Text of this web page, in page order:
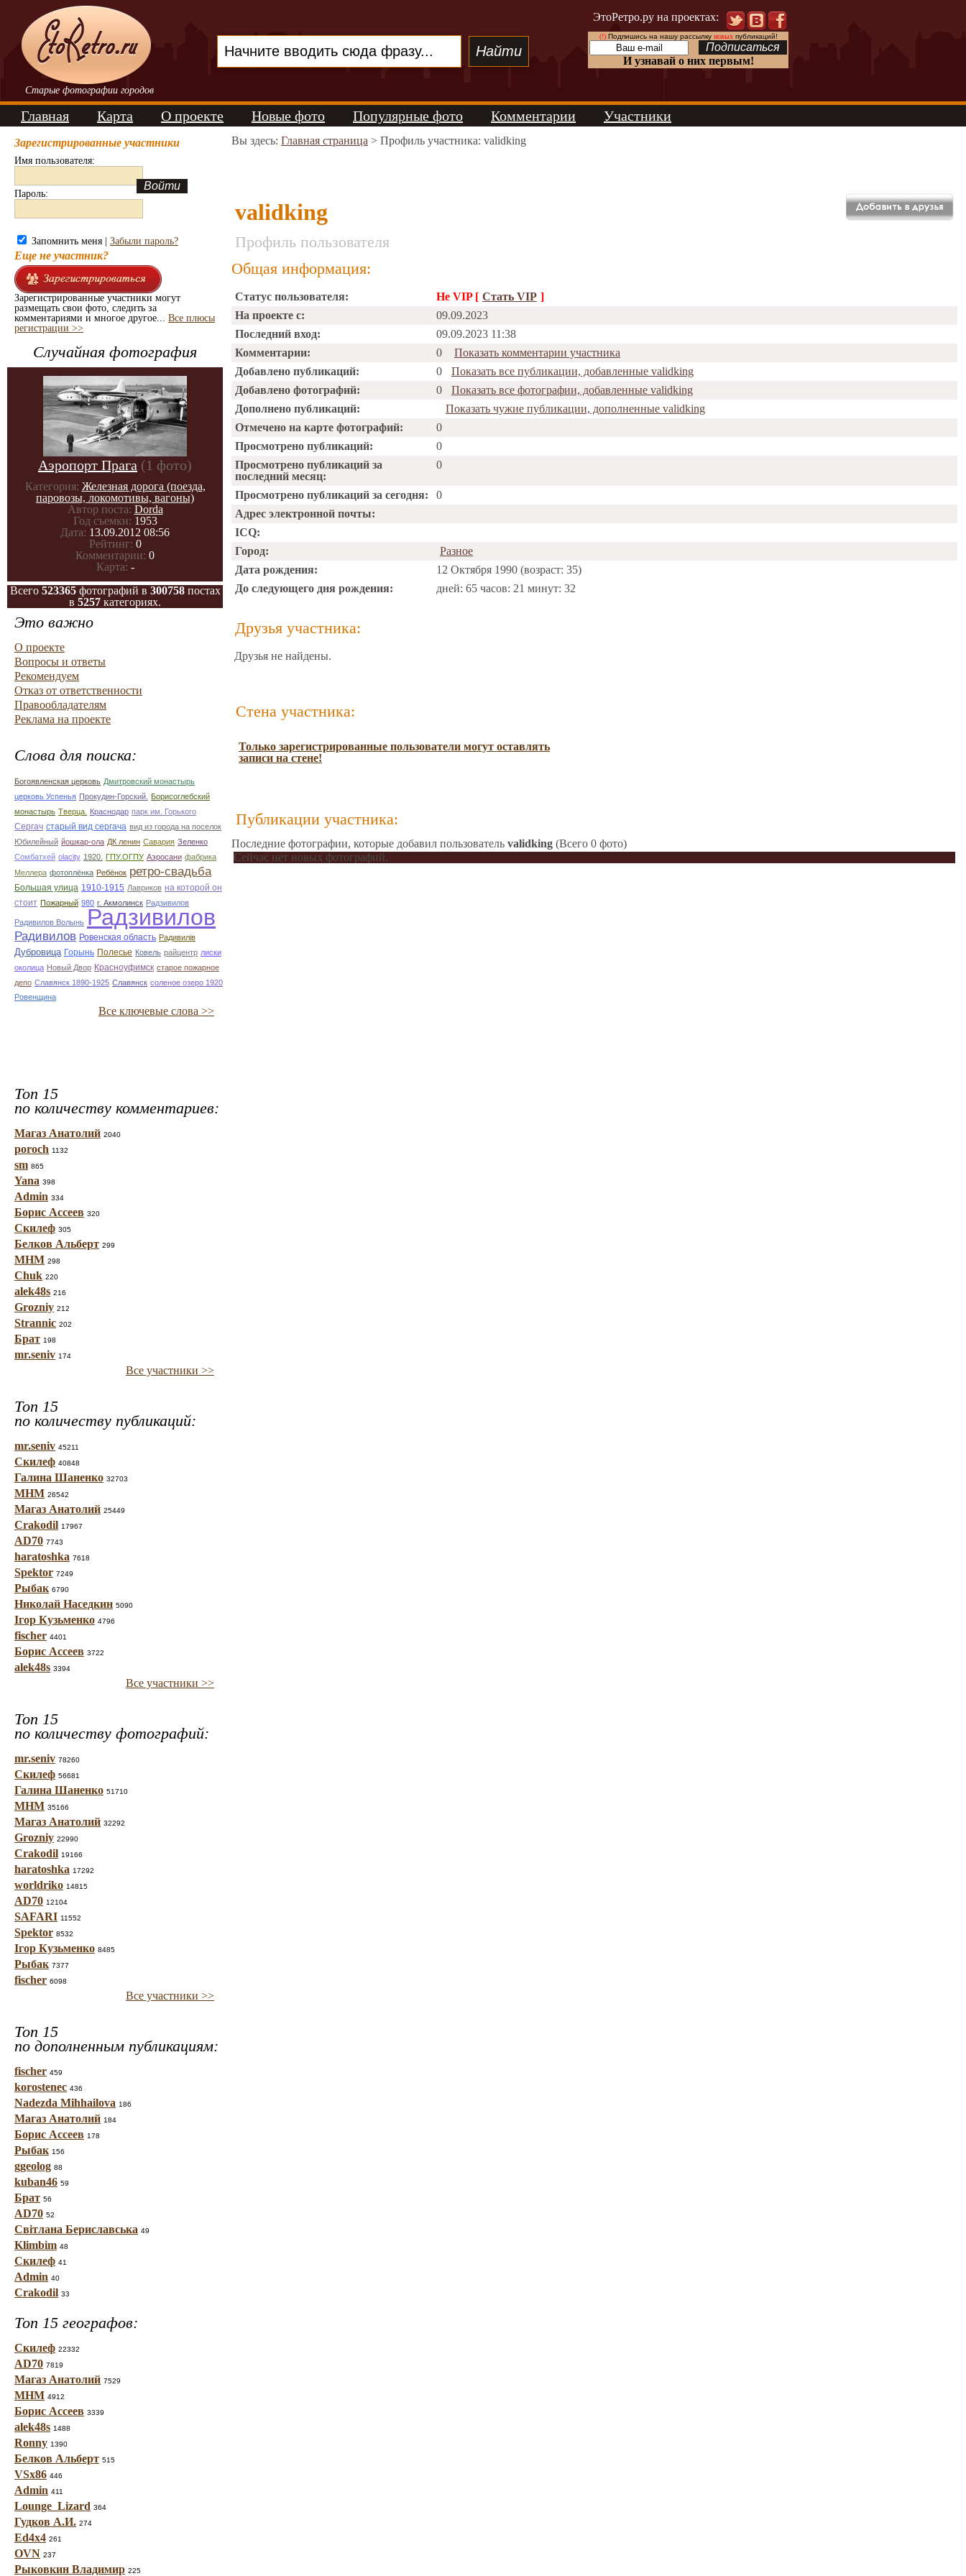
Старые фотографии городов
ЭтоРетро.ру на проектах:
(!)Подпишись на нашу рассылку новыхпубликаций!
И узнавай о них первым!
Главная Карта О проекте Новые фото Популярные фото Комментарии Участники
Зарегистрированные участники
Имя пользователя:
Пароль:
Запомнить меня | Забыли пароль?
Еще не участник?
Зарегистрированные участники могут
размещать свои фото, следить за
комментариями и многое другое... Все плюсы
регистрации >>
Случайная фотография
Аэропорт Прага (1 фото)
Категория: Железная дорога (поезда,
паровозы, локомотивы, вагоны)
Автор поста: Dorda
Год съемки: 1953
Дата: 13.09.2012 08:56
Рейтинг: 0
Комментарии: 0
Карта: -
Всего 523365фотографий в 300758постах
в 5257 категориях.
Это важно
О проекте
Вопросы и ответы
Рекомендуем
Отказ от ответственности
Правообладателям
Реклама на проекте
Слова для поиска:
Богоявленская церковь Дмитровский монастырь
церковь Успенья Прокудин-Горский.
Борисоглебский
монастырь Тверца. Краснодар парк им. Горького
Сергач старый вид сергача вид из города на поселок
Юбилейный йошкар-ола ДК ленин Савария Зеленко
Сомбатхей olacity 1920. ГПУ.ОГПУ Аэросани фабрика
Меллера фотоплёнка Ребёнок ретро-свадьба
Большая улица 1910-1915 Лавриков на которой он
стоит Пожарный 980 г. Акмолинск Радзивилов
Радивилов Волынь Радзивилов
Радивилов Ровенская область Радивилiв
Дубровица Горынь Полесье Ковель райцентр лиски
околица Новый Двор Красноуфимск старое пожарное
депо Славянск 1890-1925 Славянск соленое озеро 1920
Ровенщина
Все ключевые слова >>
Топ 15
по количеству комментариев:
Магаз Анатолий 2040
poroch 1132
sm 865
Yana 398
Admin 334
Борис Ассеев 320
Скилеф 305
Белков Альберт 299
МНМ 298
Chuk 220
alek48s 216
Grozniy 212
Strannic 202
Брат 198
mr.seniv 174
Все участники >>
Топ 15
по количеству публикаций:
mr.seniv 45211
Скилеф 40848
Галина Шаненко 32703
МНМ 26542
Магаз Анатолий 25449
Crakodil 17967
AD70 7743
haratoshka 7618
Spektor 7249
Рыбак 6790
Николай Наседкин 5090
Ігор Кузьменко 4796
fischer 4401
Борис Ассеев 3722
alek48s 3394
Все участники >>
Топ 15
по количеству фотографий:
mr.seniv 78260
Скилеф 56681
Галина Шаненко 51710
МНМ 35166
Магаз Анатолий 32292
Grozniy 22990
Crakodil 19166
haratoshka 17292
worldriko 14815
AD70 12104
SAFARI 11552
Spektor 8532
Ігор Кузьменко 8485
Рыбак 7377
fischer 6098
Все участники >>
Топ 15
по дополненным публикациям:
fischer 459
korostenec 436
Nadezda Mihhailova 186
Магаз Анатолий 184
Борис Ассеев 178
Рыбак 156
ggeolog 88
kuban46 59
Брат 56
AD70 52
Світлана Бериславська 49
Klimbim 48
Скилеф 41
Admin 40
Crakodil 33
Топ 15 географов:
Скилеф 22332
AD70 7819
Магаз Анатолий 7529
МНМ 4912
Борис Ассеев 3339
alek48s 1488
Ronny 1390
Белков Альберт 515
VSx86 446
Admin 411
Lounge_Lizard 364
Гудков А.И. 274
Ed4x4 261
OVN 237
Рыковкин Владимир 225
Вы здесь: Главная страница > Профиль участника: validking
validking
Профиль пользователя
Общая информация:
Статус пользователя: Не VIP [ Стать VIP ]
На проекте с:
09.09.2023
Последний вход:
09.09.2023 11:38
Комментарии:
0
Показать комментарии участника
Добавлено публикаций:
0
Показать все публикации, добавленные validking
Добавлено фотографий:
0
Показать все фотографии, добавленные validking
Дополнено публикаций:
Показать чужие публикации, дополненные validking
Отмечено на карте фотографий:
0
Просмотрено публикаций:
0
Просмотрено публикаций за
последний месяц:
0
Просмотрено публикаций за сегодня:
0
Адрес электронной почты:
ICQ:
Город:
Разное
Дата рождения:
12 Октября 1990 (возраст: 35)
До следующего дня рождения:
дней: 65 часов: 21 минут: 32
Друзья участника:
Друзья не найдены.
Стена участника:
Только зарегистрированные пользователи могут оставлять
записи на стене!
Публикации участника:
Последние фотографии, которые добавил пользователь validking (Всего 0 фото)
Сейчас нет новых фотографий.